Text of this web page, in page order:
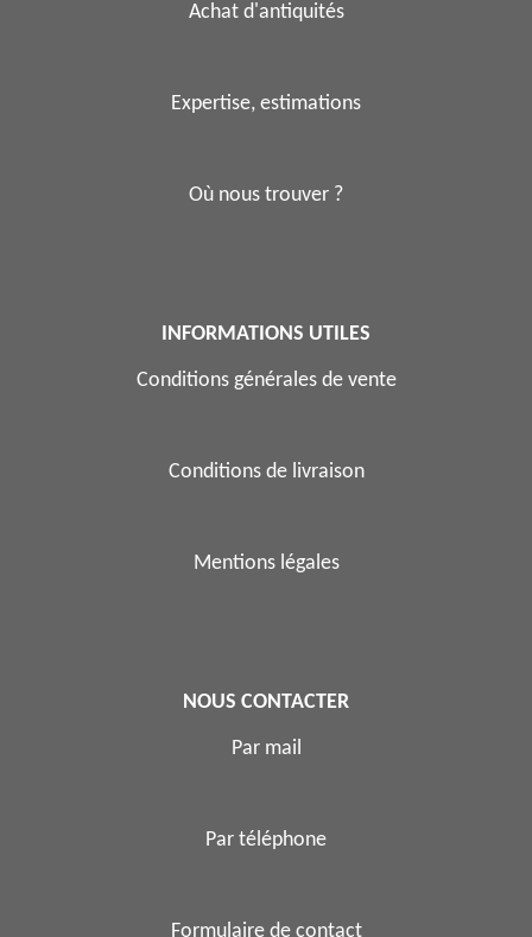
Achat d'antiquités
Expertise, estimations
Où nous trouver ?
INFORMATIONS UTILES
Conditions générales de vente
Conditions de livraison
Mentions légales
NOUS CONTACTER
Par mail
Par téléphone
Formulaire de contact